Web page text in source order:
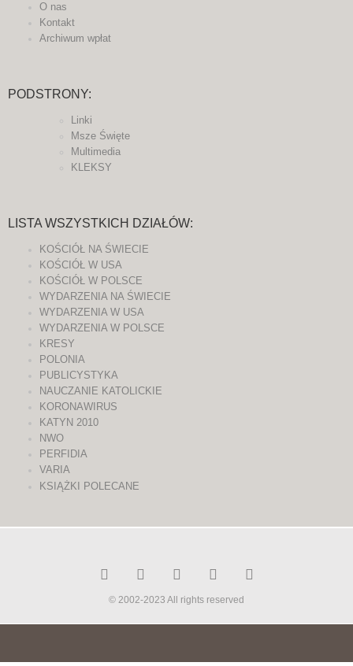
O nas
Kontakt
Archiwum wpłat
PODSTRONY:
Linki
Msze Święte
Multimedia
KLEKSY
LISTA WSZYSTKICH DZIAŁÓW:
KOŚCIÓŁ NA ŚWIECIE
KOŚCIÓŁ W USA
KOŚCIÓŁ W POLSCE
WYDARZENIA NA ŚWIECIE
WYDARZENIA W USA
WYDARZENIA W POLSCE
KRESY
POLONIA
PUBLICYSTYKA
NAUCZANIE KATOLICKIE
KORONAWIRUS
KATYN 2010
NWO
PERFIDIA
VARIA
KSIĄŻKI POLECANE
© 2002-2023 All rights reserved